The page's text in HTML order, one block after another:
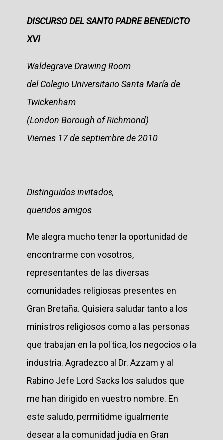
DISCURSO DEL SANTO PADRE BENEDICTO
XVI
Waldegrave Drawing Room
del Colegio Universitario Santa María de
Twickenham
(London Borough of Richmond)
Viernes 17 de septiembre de 2010
Distinguidos invitados,
queridos amigos
Me alegra mucho tener la oportunidad de
encontrarme con vosotros,
representantes de las diversas
comunidades religiosas presentes en
Gran Bretaña. Quisiera saludar tanto a los
ministros religiosos como a las personas
que trabajan en la política, los negocios o la
industria. Agradezco al Dr. Azzam y al
Rabino Jefe Lord Sacks los saludos que
me han dirigido en vuestro nombre. En
este saludo, permitidme igualmente
desear a la comunidad judía en Gran